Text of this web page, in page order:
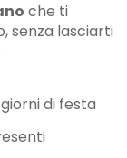
che ti
senza lasciarti
di festa